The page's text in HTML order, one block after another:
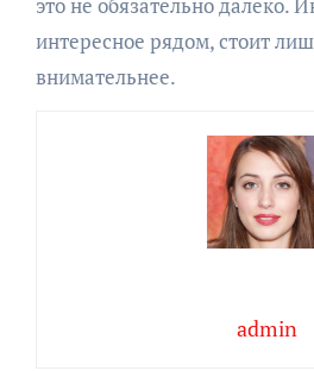
интересное рядом, стоит
внимательнее.
admin